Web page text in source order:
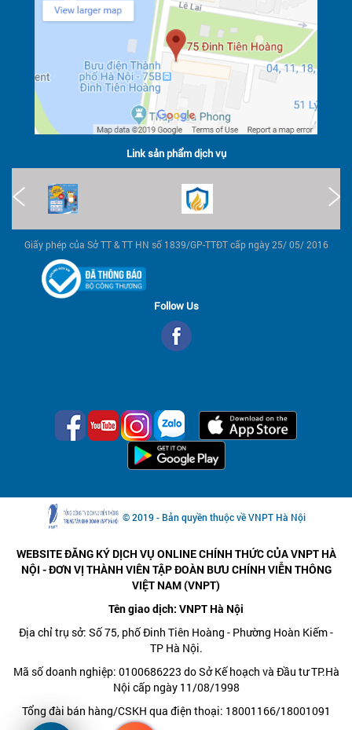
Link sản phẩm dịch vụ
Giấy phép của Sở TT & TT HN số 1839/GP-TTĐT cấp ngày 25/ 05/ 2016
Follow Us
© 2019 - Bản quyền thuộc về VNPT Hà Nội
WEBSITE ĐĂNG KÝ DỊCH VỤ ONLINE CHÍNH THỨC CỦA VNPT HÀ
NỘI - ĐƠN VỊ THÀNH VIÊN TẬP ĐOÀN BƯU CHÍNH VIỄN THÔNG
VIỆT NAM (VNPT)
Tên giao dịch: VNPT Hà Nội
Địa chỉ trụ sở: Số 75, phố Đinh Tiên Hoàng - Phường Hoàn Kiếm -
TP Hà Nội.
Mã số doanh nghiệp: 0100686223 do Sở Kế hoạch và Đầu tư TP.Hà
Nội cấp ngày 11/08/1998
Tổng đài bán hàng/CSKH qua điện thoại: 18001166/18001091